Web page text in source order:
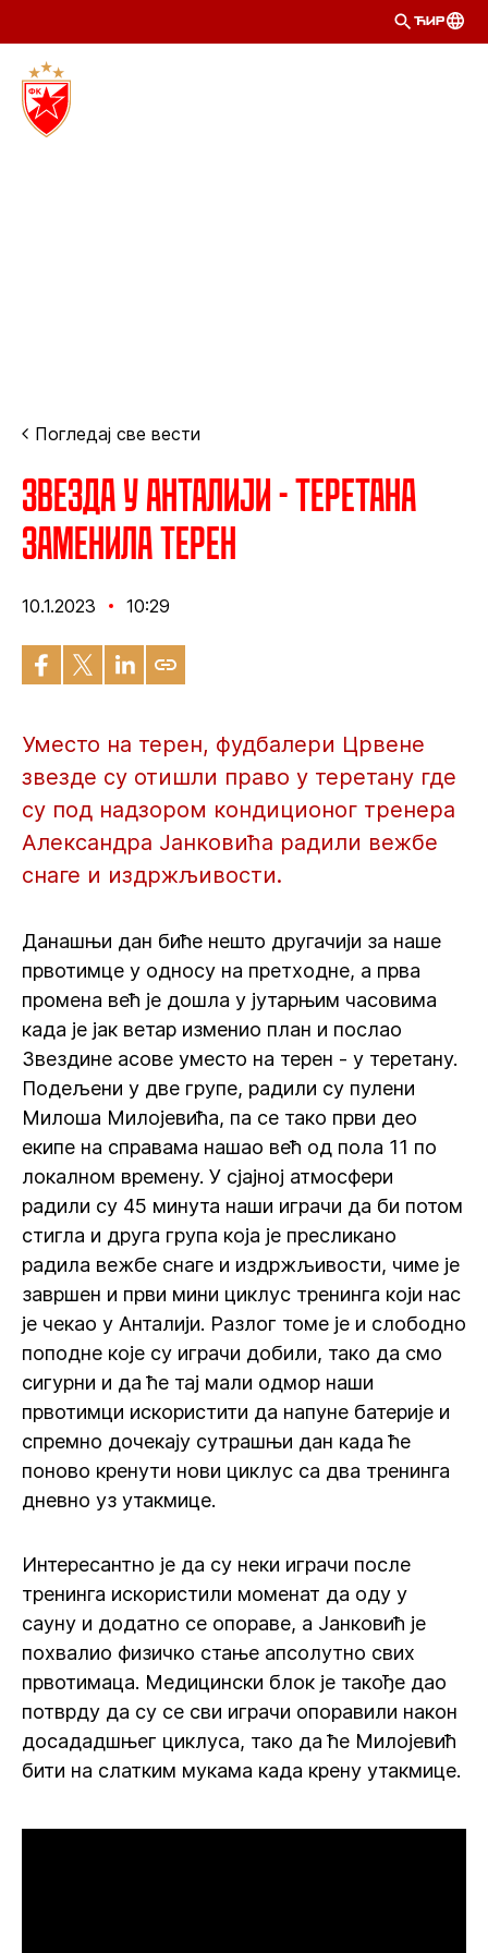
ЋИР
Погледај све вести
Звезда у Анталији - Теретана
заменила терен
10.1.2023 10:29
Уместо на терен, фудбалери Црвене
звезде су отишли право у теретану где
су под надзором кондиционог тренера
Александра Јанковића радили вежбе
снаге и издржљивости.
Данашњи дан биће нешто другачији за наше
првотимце у односу на претходне, а прва
промена већ је дошла у јутарњим часовима
када је јак ветар изменио план и послао
Звездине асове уместо на терен - у теретану.
Подељени у две групе, радили су пулени
Милоша Милојевића, па се тако први део
екипе на справама нашао већ од пола 11 по
локалном времену. У сјајној атмосфери
радили су 45 минута наши играчи да би потом
стигла и друга група која је пресликано
радила вежбе снаге и издржљивости, чиме је
завршен и први мини циклус тренинга који нас
је чекао у Анталији. Разлог томе је и слободно
поподне које су играчи добили, тако да смо
сигурни и да ће тај мали одмор наши
првотимци искористити да напуне батерије и
спремно дочекају сутрашњи дан када ће
поново кренути нови циклус са два тренинга
дневно уз утакмице.
Интересантно је да су неки играчи после
тренинга искористили моменат да оду у
сауну и додатно се опораве, а Јанковић је
похвалио физичко стање апсолутно свих
првотимаца. Медицински блок је такође дао
потврду да су се сви играчи опоравили након
досададшњег циклуса, тако да ће Милојевић
бити на слатким мукама када крену утакмице.